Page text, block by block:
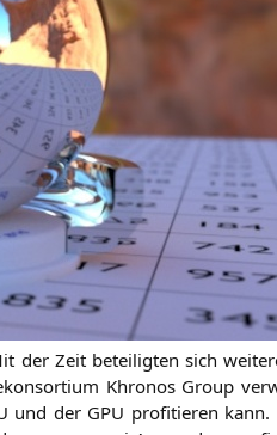
der Zeit betei­lig­ten sich
Khro­nos Group
und der GPU pro­fi­tie­ren